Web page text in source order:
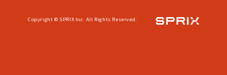
Copyright © SPRIX Inc. All Rights Reserved.